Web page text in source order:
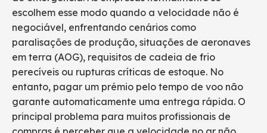
escolhem esse modo quando a velocidade não é
negociável, enfrentando cenários como
paralisações de produção, situações de aeronaves
em terra (AOG), requisitos de cadeia de frio
perecíveis ou rupturas críticas de estoque. No
entanto, pagar um prémio pelo tempo de voo não
garante automaticamente uma entrega rápida. O
principal problema para muitos profissionais de